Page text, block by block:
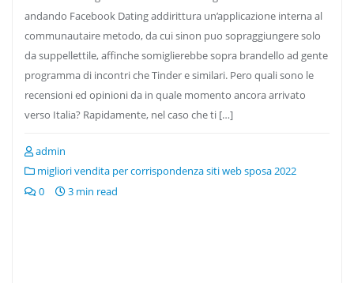
andando Facebook Dating addirittura un’applicazione interna al
communautaire metodo, da cui sinon puo sopraggiungere solo
da suppellettile, affinche somiglierebbe sopra brandello ad gente
programma di incontri che Tinder e similari. Pero quali sono le
recensioni ed opinioni da in quale momento ancora arrivato
verso Italia? Rapidamente, nel caso che ti […]
admin
migliori vendita per corrispondenza siti web sposa 2022
0
3 min read